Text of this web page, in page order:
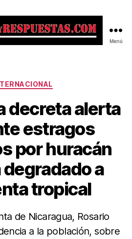
Menú
Categorías
decreta alerta
estragos
por huracán
degradado a
tropical
de Nicaragua, Rosario
a la población, sobre